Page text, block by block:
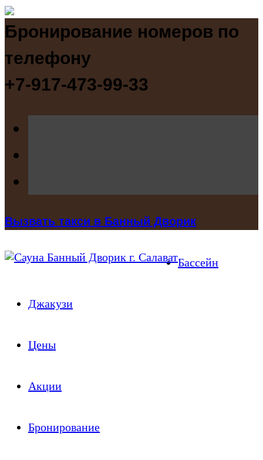
Бронирование номеров по
телефону
+7-917-473-99-33
Вызвать такси в Банный Дворик
Бассейн
Джакузи
Цены
Акции
Бронирование